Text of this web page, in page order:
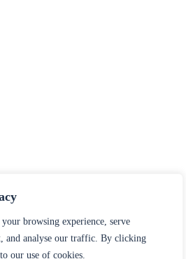
your browsing experience, serve
and analyse our traffic. By clicking
our use of cookies.